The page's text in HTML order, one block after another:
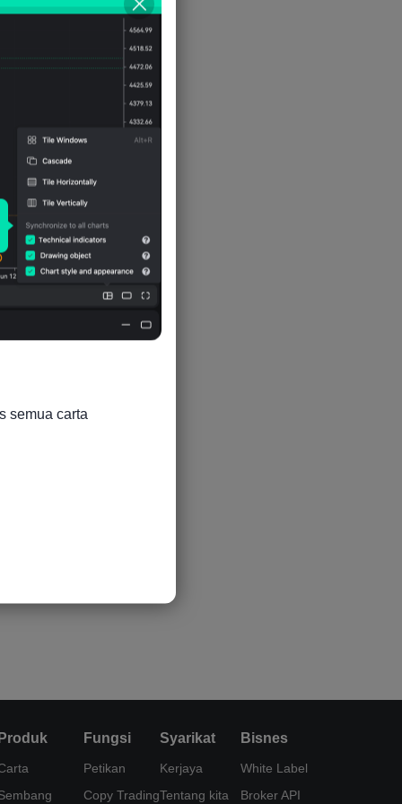
Fungsi
Petikan
Copy Trading
Syarikat
Kerjaya
Tentang kita
Bisnes
White Label
Broker API
semua carta